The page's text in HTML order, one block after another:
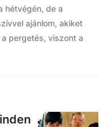
hétvégén, de a
ajánlom, akiket
pergetés, viszont a